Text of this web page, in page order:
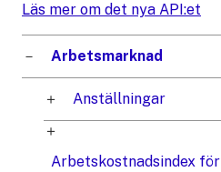
Läs mer om det nya API:et
Arbetsmarknad
Anställningar
Arbetskostnadsindex